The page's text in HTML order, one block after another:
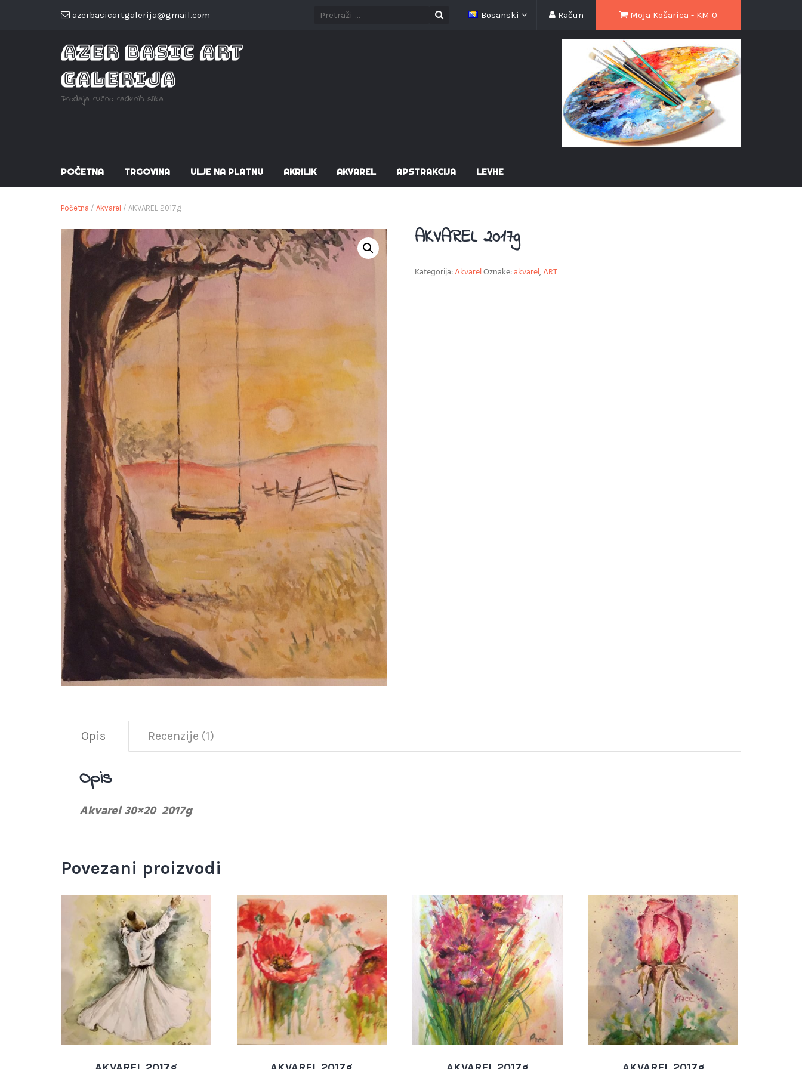
azerbasicartgalerija@gmail.com Moja Košarica - KM 0
Račun
Bosanski
AZER BASIC ART
GALERIJA
Prodaja ručno rađenih slika
POČETNA TRGOVINA ULJE NA PLATNU AKRILIK AKVAREL APSTRAKCIJA LEVHE
Početna / Akvarel / AKVAREL 2017g
AKVAREL 2017g
Kategorija:AkvarelOznake:akvarel,ART
Opis Recenzije (1)
Opis
Akvarel 30×20 2017g
Povezani proizvodi